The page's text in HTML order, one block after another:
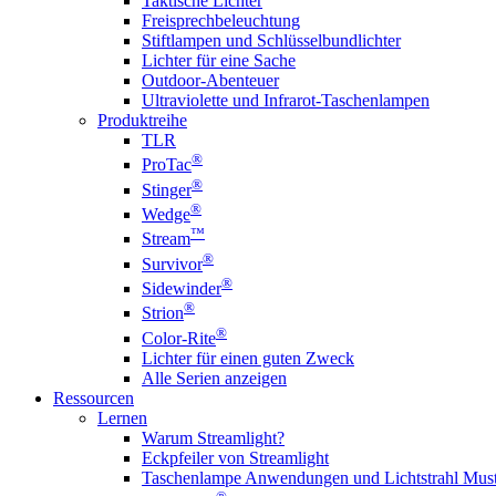
Freisprechbeleuchtung
Stiftlampen und Schlüsselbundlichter
Lichter für eine Sache
Outdoor-Abenteuer
Ultraviolette und Infrarot-Taschenlampen
Produktreihe
TLR
ProTac®
Stinger®
Wedge®
Stream™
Survivor®
Sidewinder®
Strion®
Color-Rite®
Lichter für einen guten Zweck
Alle Serien anzeigen
Ressourcen
Lernen
Warum Streamlight?
Eckpfeiler von Streamlight
Taschenlampe Anwendungen und Lichtstrahl